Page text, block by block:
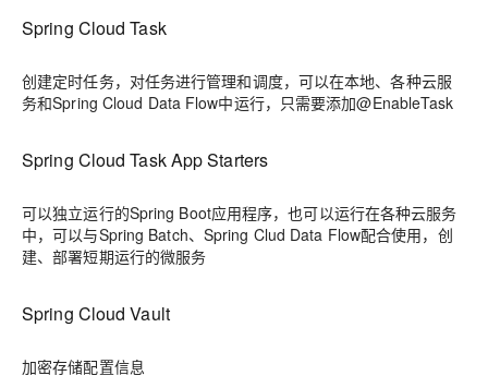
Spring Cloud Task
创建定时任务，对任务进行管理和调度，可以在本地、各种云服
务和Spring Cloud Data Flow中运行，只需要添加@EnableTask
Spring Cloud Task App Starters
可以独立运行的Spring Boot应用程序，也可以运行在各种云服务
中，可以与Spring Batch、Spring Clud Data Flow配合使用，创
建、部署短期运行的微服务
Spring Cloud Vault
加密存储配置信息